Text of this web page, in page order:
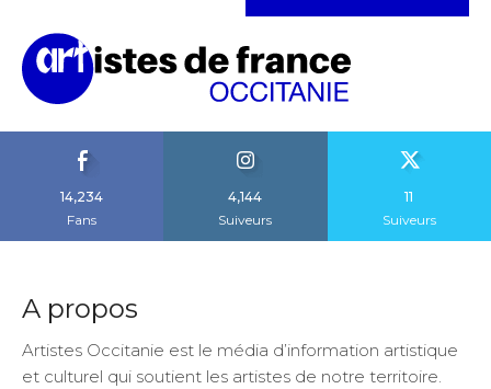
14,234
Fans
4,144
Suiveurs
11
Suiveurs
A propos
Artistes Occitanie est le média d’information artistique
et culturel qui soutient les artistes de notre territoire.